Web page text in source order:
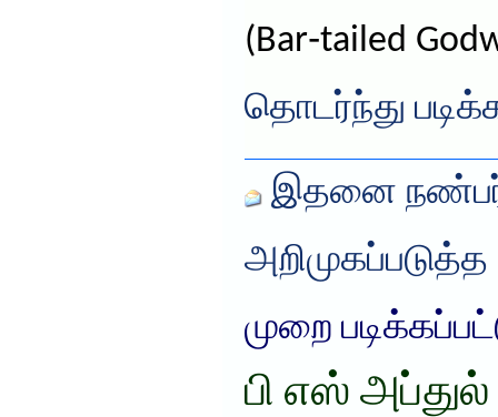
(Bar‑tailed
தொடர்ந்து
இதனை
அறிமுகப்படுத்த
முறை
பி எஸ்